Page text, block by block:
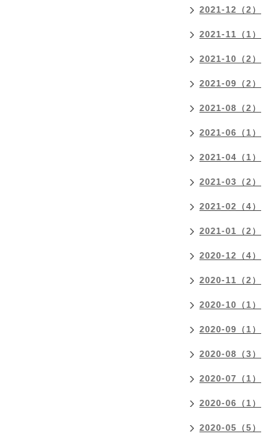
2021-12（2）
2021-11（1）
2021-10（2）
2021-09（2）
2021-08（2）
2021-06（1）
2021-04（1）
2021-03（2）
2021-02（4）
2021-01（2）
2020-12（4）
2020-11（2）
2020-10（1）
2020-09（1）
2020-08（3）
2020-07（1）
2020-06（1）
2020-05（5）